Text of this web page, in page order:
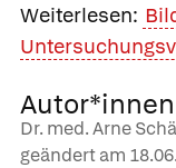
Weiterlesen:
Autor*innen
Dr. med. Arne
geändert am